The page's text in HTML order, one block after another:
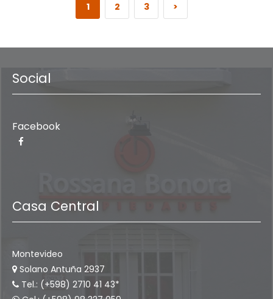
1 2 3 >
Social
Facebook
Casa Central
Montevideo
Solano Antuña 2937
Tel.: (+598) 2710 41 43*